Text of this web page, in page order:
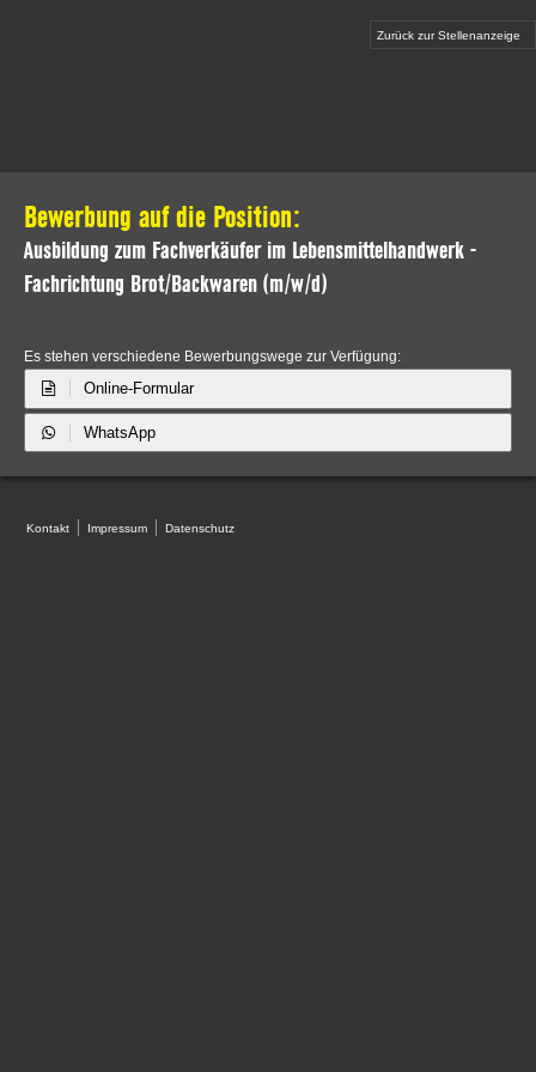
Zurück zur Stellenanzeige
Bewerbung auf die Position:
Ausbildung zum Fachverkäufer im Lebensmittelhandwerk -
Fachrichtung Brot/Backwaren (m/w/d)
Es stehen verschiedene Bewerbungswege zur Verfügung:
Online-Formular
WhatsApp
Kontakt Impressum Datenschutz